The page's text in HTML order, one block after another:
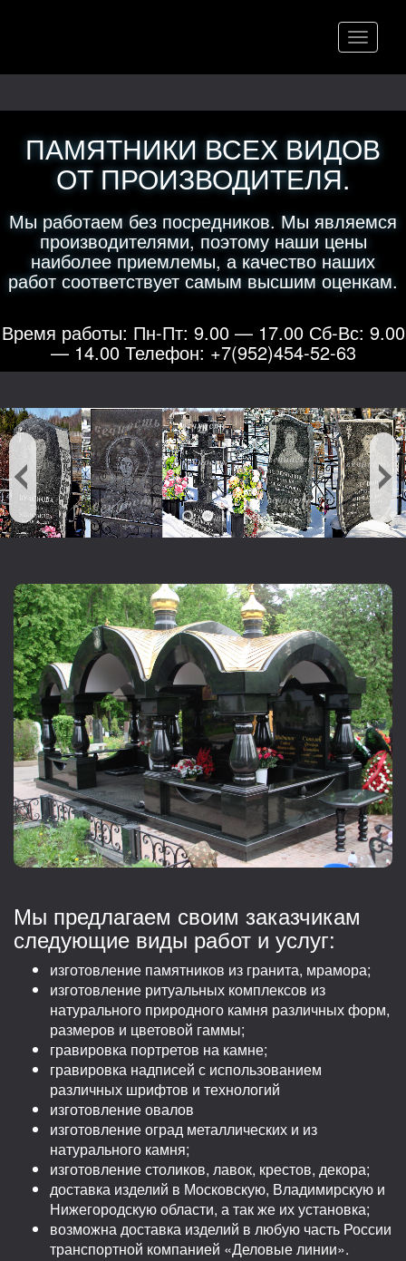
Меню
ПАМЯТНИКИ ВСЕХ ВИДОВ
ОТ ПРОИЗВОДИТЕЛЯ.
Мы работаем без посредников. Мы являемся
производителями, поэтому наши цены
наиболее приемлемы, а качество наших
работ соответствует самым высшим оценкам.
Время работы: Пн-Пт: 9.00 — 17.00 Сб-Вс: 9.00
— 14.00 Телефон: +7(952)454-52-63
Мы предлагаем своим заказчикам
следующие виды работ и услуг:
изготовление памятников из гранита, мрамора;
изготовление ритуальных комплексов из
натурального природного камня различных форм,
размеров и цветовой гаммы;
гравировка портретов на камне;
гравировка надписей с использованием
различных шрифтов и технологий
изготовление овалов
изготовление оград металлических и из
натурального камня;
изготовление столиков, лавок, крестов, декора;
доставка изделий в Московскую, Владимирскую и
Нижегородскую области, а так же их установка;
возможна доставка изделий в любую часть России
транспортной компанией «Деловые линии».